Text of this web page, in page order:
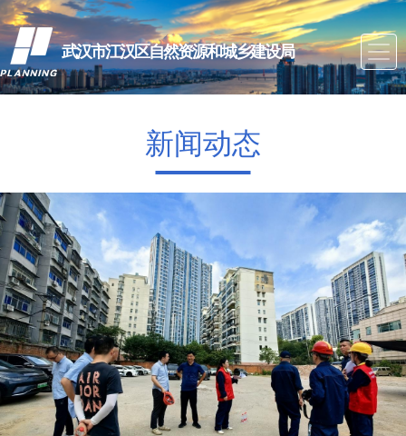
武汉市江汉区自然资源和城乡建设局
新闻动态